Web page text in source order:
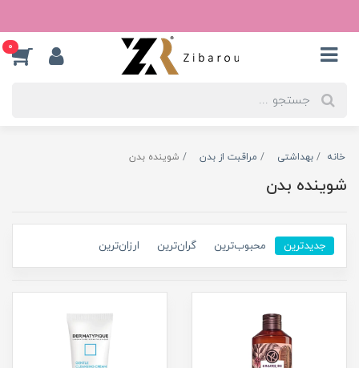
0
خانه بهداشتی مراقبت از بدن شوینده بدن
شوینده بدن
جدیدترین محبوب‌ترین گران‌ترین ارزان‌ترین